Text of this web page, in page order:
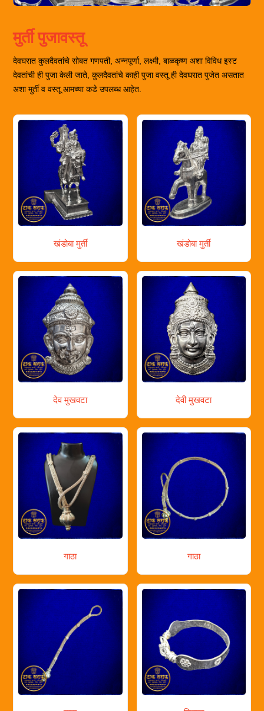
मुर्ती पुजावस्तू
देवघरात कुलदैवतांचे सोबत गणपती, अन्नपूर्णा, लक्ष्मी, बाळकृष्ण अशा विविध इस्ट
देवतांची ही पुजा केली जाते, कुलदैवतांचे काही पुजा वस्तू ही देवघरात पुजेत असतात
अशा मुर्ती व वस्तू आमच्या कडे उपलब्ध आहेत.
खंडोबा मुर्ती खंडोबा मुर्ती
देव मुखवटा देवी मुखवटा
गाठा गाठा